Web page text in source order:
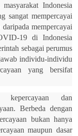
Indonesia
sangat mempercayai
mempercayai
19 di Indonesia
sebagai perumus
individu-individu
yang bersifat
dan
Berbeda dengan
bukan hanya
maupun dasar